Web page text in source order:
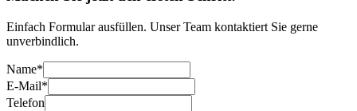
Einfach Formular ausfüllen. Unser Team kontaktiert Sie gerne
unverbindlich.
Name*
E-Mail*
Telefon